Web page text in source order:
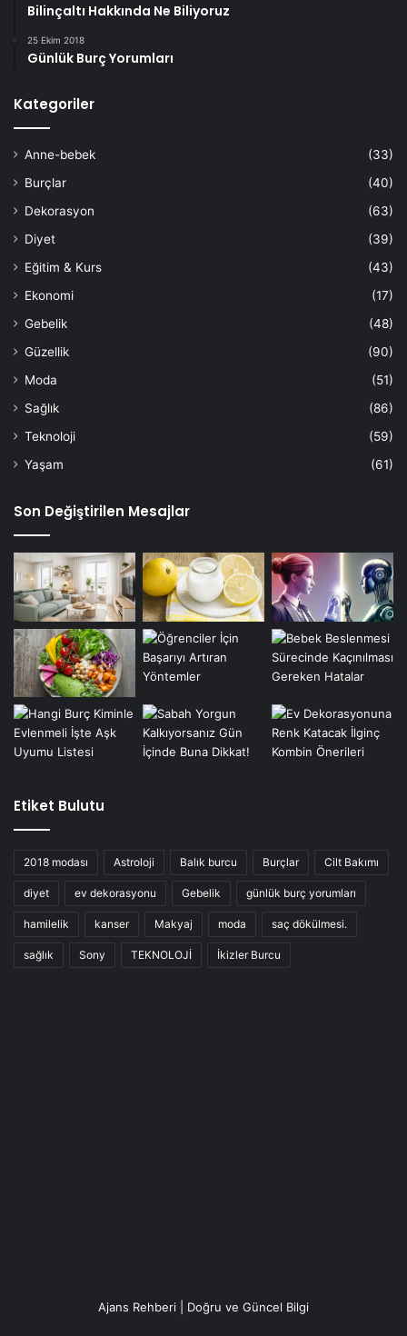
Bilinçaltı Hakkında Ne Biliyoruz
25 Ekim 2018
Günlük Burç Yorumları
Kategoriler
Anne-bebek
(33)
Burçlar
(40)
Dekorasyon
(63)
Diyet
(39)
Eğitim & Kurs
(43)
Ekonomi
(17)
Gebelik
(48)
Güzellik
(90)
Moda
(51)
Sağlık
(86)
Teknoloji
(59)
Yaşam
(61)
Son Değiştirilen Mesajlar
Etiket Bulutu
2018 modası Astroloji Balık burcu Burçlar Cilt Bakımı
diyet ev dekorasyonu Gebelik günlük burç yorumları
hamilelik kanser Makyaj moda saç dökülmesi.
sağlık Sony TEKNOLOJİ İkizler Burcu
Ajans Rehberi | Doğru ve Güncel Bilgi